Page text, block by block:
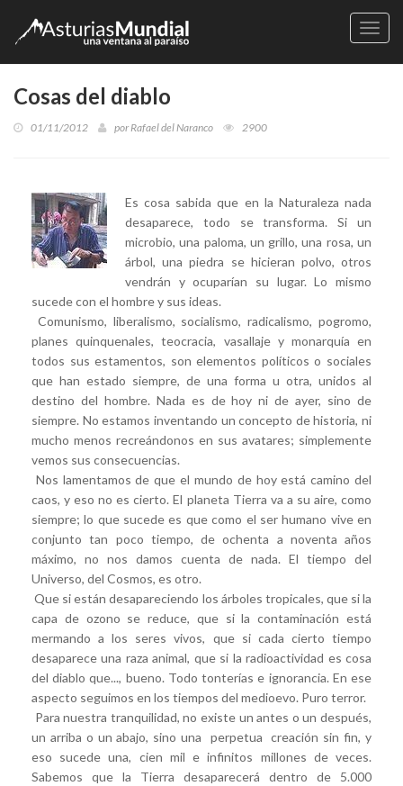
Cosas del diablo
01/11/2012 porRafael del Naranco 2900
Es cosa sabida que en la Naturaleza nada
desaparece, todo se transforma. Si un
microbio, una paloma, un grillo, una rosa, un
árbol, una piedra se hicieran polvo, otros
vendrán y ocuparían su lugar. Lo mismo
sucede con el hombre y sus ideas.
Comunismo, liberalismo, socialismo, radicalismo, pogromo,
planes quinquenales, teocracia, vasallaje y monarquía en
todos sus estamentos, son elementos políticos o sociales
que han estado siempre, de una forma u otra, unidos al
destino del hombre. Nada es de hoy ni de ayer, sino de
siempre. No estamos inventando un concepto de historia, ni
mucho menos recreándonos en sus avatares; simplemente
vemos sus consecuencias.
Nos lamentamos de que el mundo de hoy está camino del
caos, y eso no es cierto. El planeta Tierra va a su aire, como
siempre; lo que sucede es que como el ser humano vive en
conjunto tan poco tiempo, de ochenta a noventa años
máximo, no nos damos cuenta de nada. El tiempo del
Universo, del Cosmos, es otro.
Que si están desapareciendo los árboles tropicales, que si la
capa de ozono se reduce, que si la contaminación está
mermando a los seres vivos, que si cada cierto tiempo
desaparece una raza animal, que si la radioactividad es cosa
del diablo que..., bueno. Todo tonterías e ignorancia. En ese
aspecto seguimos en los tiempos del medioevo. Puro terror.
Para nuestra tranquilidad, no existe un antes o un después,
un arriba o un abajo, sino una perpetua creación sin fin, y
eso sucede una, cien mil e infinitos millones de veces.
Sabemos que la Tierra desaparecerá dentro de 5.000